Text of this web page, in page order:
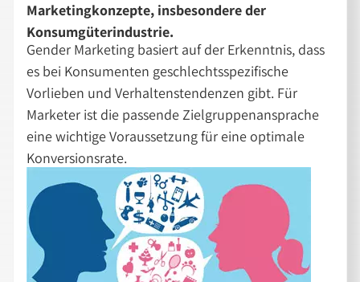
Marketingkonzepte, insbesondere der
Konsumgüterindustrie.
Gender Marketing basiert auf der Erkenntnis, dass
es bei Konsumenten geschlechtsspezifische
Vorlieben und Verhaltenstendenzen gibt. Für
Marketer ist die passende Zielgruppenansprache
eine wichtige Voraussetzung für eine optimale
Konversionsrate.